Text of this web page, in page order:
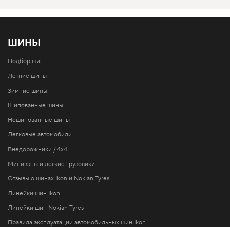
ШИНЫ
Подбор шин
Летние шины
Зимние шины
Шипованные шины
Нешипованные шины
Легковые автомобили
Внедорожники / 4x4
Минивэны и легкие грузовики
Отзывы о шинах Ikon и Nokian Tyres
Линейки шин Ikon
Линейки шин Nokian Tyres
Правила эксплуатации автомобильных шин Ikon